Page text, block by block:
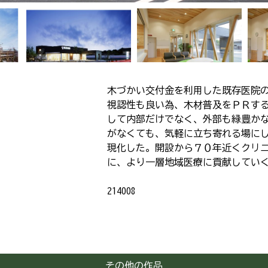
木づかい交付金を利用した既存医院
視認性も良い為、木材普及をＰＲす
して内部だけでなく、外部も緑豊か
がなくても、気軽に立ち寄れる場に
現化した。開設から７０年近くクリ
に、より一層地域医療に貢献してい
214008
その他の作品